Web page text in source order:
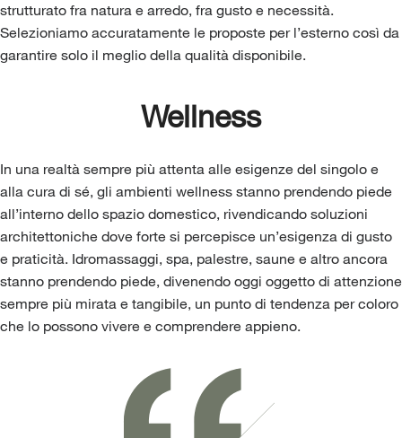
strutturato fra natura e arredo, fra gusto e necessità.
Selezioniamo accuratamente le proposte per l’esterno così da
garantire solo il meglio della qualità disponibile.
Wellness
In una realtà sempre più attenta alle esigenze del singolo e
alla cura di sé, gli ambienti wellness stanno prendendo piede
all’interno dello spazio domestico, rivendicando soluzioni
architettoniche dove forte si percepisce un’esigenza di gusto
e praticità. Idromassaggi, spa, palestre, saune e altro ancora
stanno prendendo piede, divenendo oggi oggetto di attenzione
sempre più mirata e tangibile, un punto di tendenza per coloro
che lo possono vivere e comprendere appieno.